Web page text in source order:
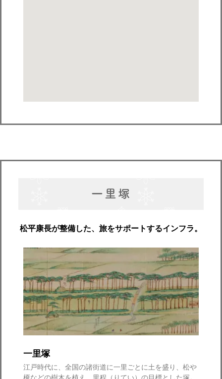
一里塚
松平康長が整備した、旅をサポートするインフラ。
一里塚
江戸時代に、全国の諸街道に一里ごとに土を盛り、松や